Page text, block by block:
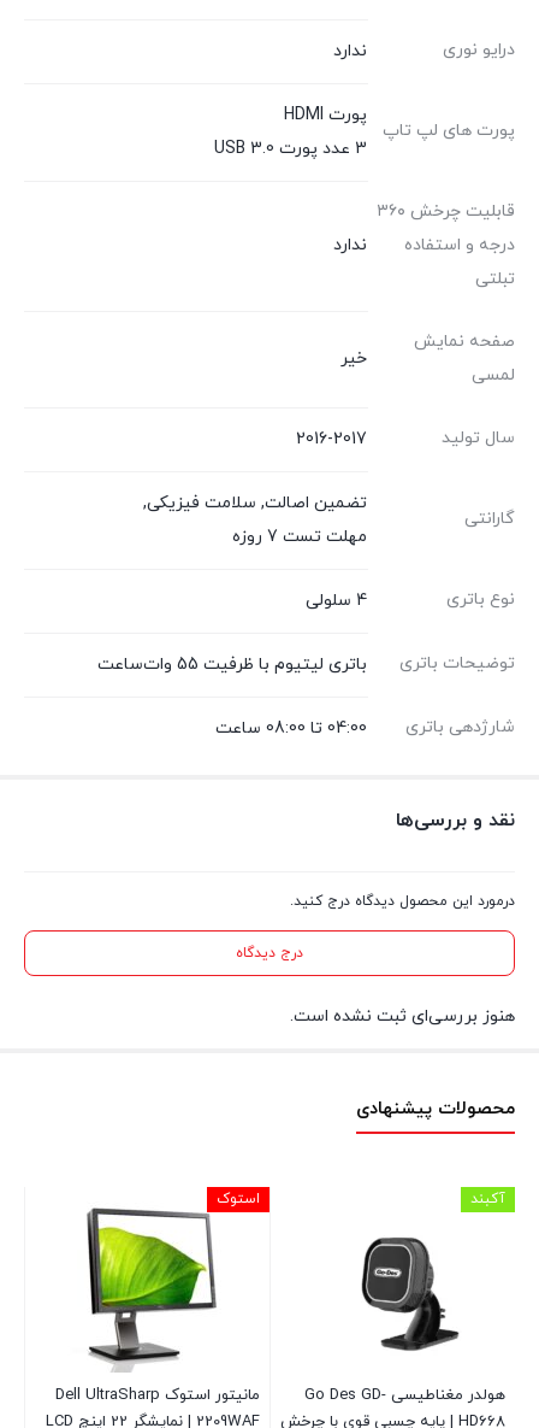
درایو نوری ندارد
پورت های لپ تاپ
پورت HDMI
3 عدد پورت USB 3.0
قابلیت چرخش ۳۶۰
درجه و استفاده
تبلتی
ندارد
صفحه نمایش
لمسی
خیر
سال تولید 2016-2017
گارانتی
تضمین اصالت, سلامت فیزیکی,
مهلت تست 7 روزه
نوع باتری 4 سلولی
توضیحات باتری باتری لیتیوم با ظرفیت 55 وات‌ساعت
شارژدهی باتری 04:00 تا 08:00 ساعت
نقد و بررسی‌ها
درمورد این محصول دیدگاه درج کنید.
درج دیدگاه
هنوز بررسی‌ای ثبت نشده است.
محصولات پیشنهادی
هولدر مغناطیسی Go Des GD-
HD668 | پایه چسبی قوی با چرخش
آکبند
مانیتور استوک Dell UltraSharp
2209WAF | نمایشگر 22 اینچ LCD
استوک